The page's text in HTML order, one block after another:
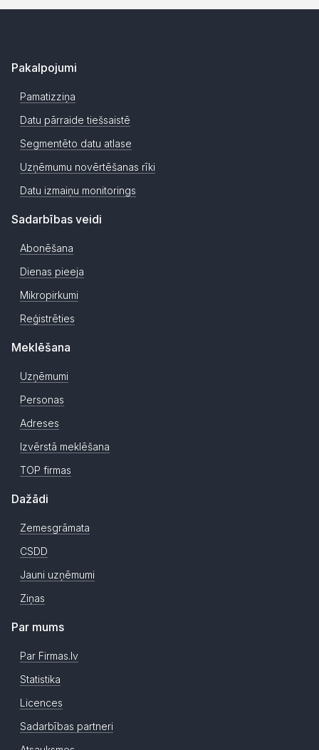
Pakalpojumi
Pamatizziņa
Datu pārraide tiešsaistē
Segmentēto datu atlase
Uzņēmumu novērtēšanas rīki
Datu izmaiņu monitorings
Sadarbības veidi
Abonēšana
Dienas pieeja
Mikropirkumi
Reģistrēties
Meklēšana
Uzņēmumi
Personas
Adreses
Izvērstā meklēšana
TOP firmas
Dažādi
Zemesgrāmata
CSDD
Jauni uzņēmumi
Ziņas
Par mums
Par Firmas.lv
Statistika
Licences
Sadarbības partneri